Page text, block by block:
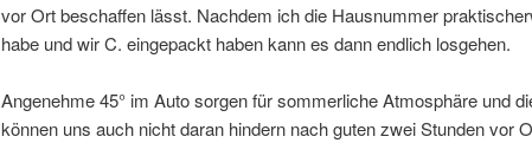
vor Ort beschaffen lässt. Nachdem ich die Hausnummer
habe und wir C. eingepackt haben kann es dann endlich losgehen.
Angenehme 45° im Auto sorgen für sommerliche Atmosphäre und
können uns auch nicht daran hindern nach guten zwei Stunden vor